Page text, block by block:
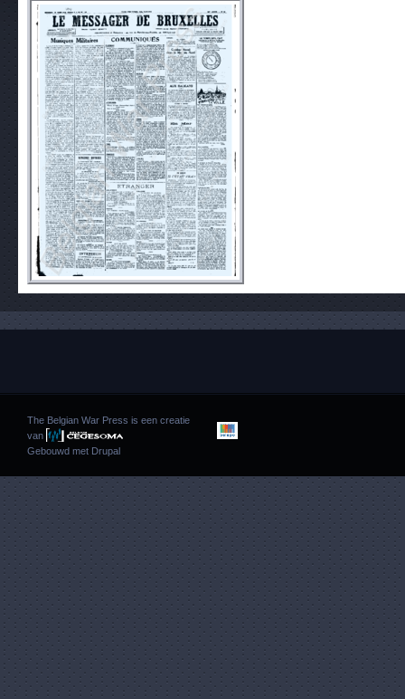
The Belgian War Press is een creatie
van
Gebouwd met Drupal